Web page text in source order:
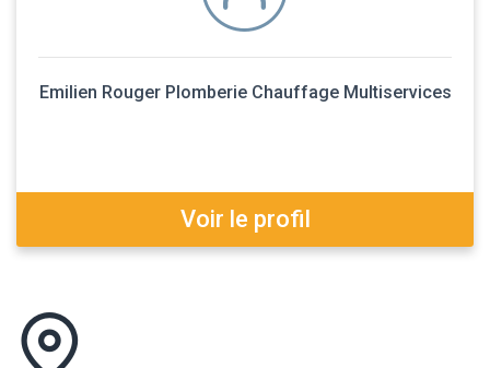
Emilien Rouger Plomberie Chauffage Multiservices
Voir le profil